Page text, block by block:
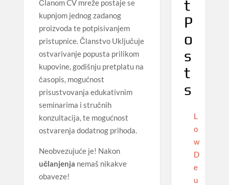
Članom CV mreže postaje se
kupnjom jednog zadanog
proizvoda te potpisivanjem
pristupnice. Članstvo Uključuje
ostvarivanje popusta prilikom
kupovine, godišnju pretplatu na
časopis, mogućnost
prisustvovanja edukativnim
seminarima i stručnih
konzultacija, te mogućnost
ostvarenja dodatnog prihoda.
Neobvezujuće je! Nakon
učlanjenja nemaš nikakve
obaveze!
t
P
o
s
t
s
L
o
w
D
e
u